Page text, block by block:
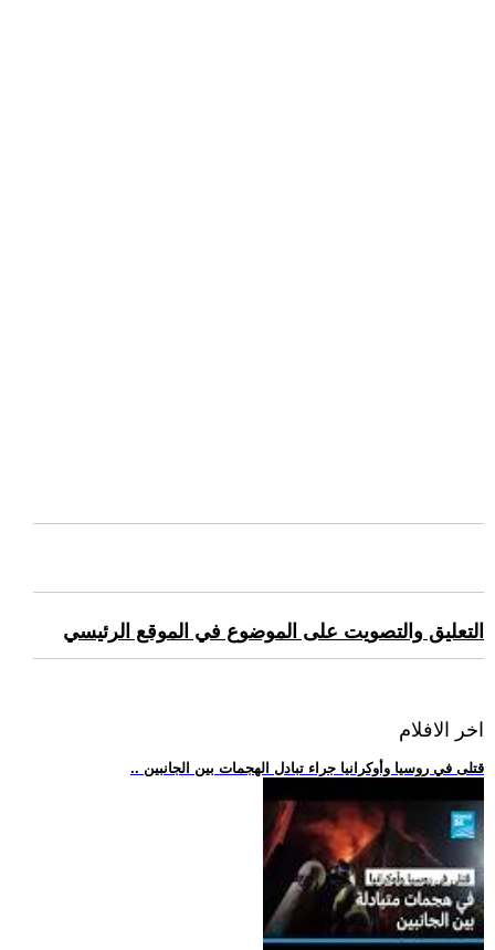
التعليق والتصويت على الموضوع في الموقع الرئيسي
اخر الافلام
.. قتلى في روسيا وأوكرانيا جراء تبادل الهجمات بين الجانبين